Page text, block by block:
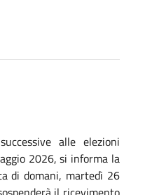
alle elezioni
2026, si informa la
di domani, martedì 26